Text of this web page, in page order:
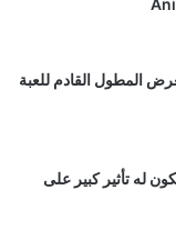
المطول القادم للعبة
له تأثير كبير على